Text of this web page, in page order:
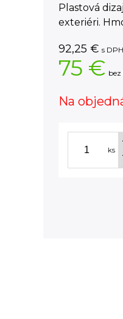
Plastová
exteriéri.
92,25 € s
75 € bez
Na
ks